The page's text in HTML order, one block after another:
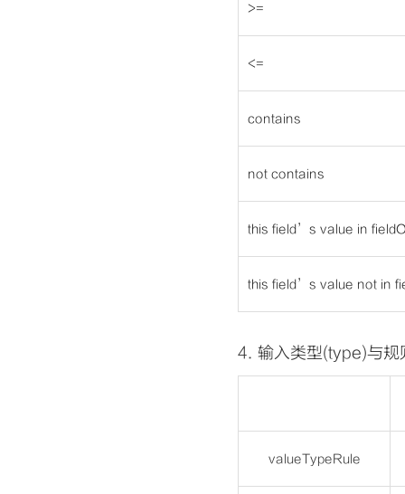
>=
<=
contains
not contains
this field’s value in
this field’s value not in
4. 输入类型(type)与
valueTypeRule